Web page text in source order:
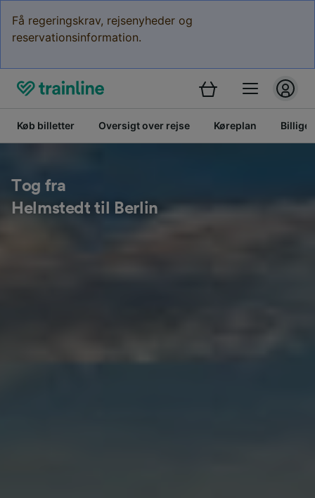
Få regeringskrav, rejsenyheder og
reservationsinformation.
Køb billetter Oversigt over rejse Køreplan Billige
Tog fra
Helmstedt til Berlin